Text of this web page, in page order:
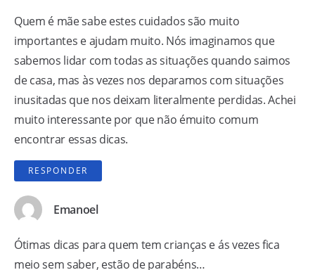
Quem é mãe sabe estes cuidados são muito
importantes e ajudam muito. Nós imaginamos que
sabemos lidar com todas as situações quando saimos
de casa, mas às vezes nos deparamos com situações
inusitadas que nos deixam literalmente perdidas. Achei
muito interessante por que não émuito comum
encontrar essas dicas.
RESPONDER
Emanoel
Ótimas dicas para quem tem crianças e ás vezes fica
meio sem saber, estão de parabéns…